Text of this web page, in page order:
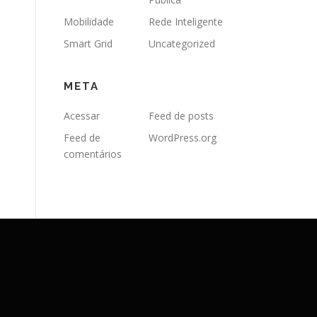
Mobilidade
Rede Inteligente
Smart Grid
Uncategorized
META
Acessar
Feed de posts
Feed de
comentários
WordPress.org